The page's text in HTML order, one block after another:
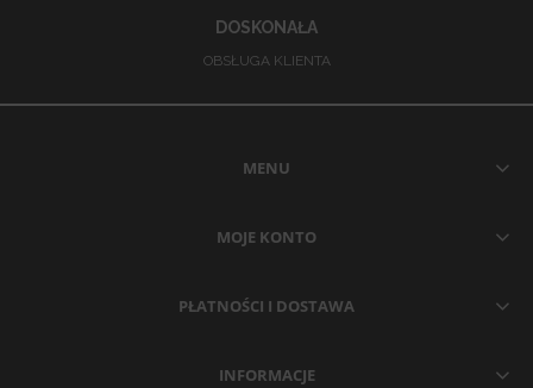
DOSKONAŁA
OBSŁUGA KLIENTA
MENU
MOJE KONTO
PŁATNOŚCI I DOSTAWA
INFORMACJE